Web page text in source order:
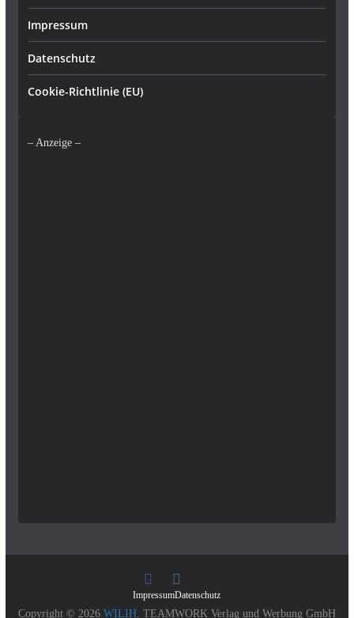
Impressum
Datenschutz
Cookie-Richtlinie (EU)
– Anzeige –
ImpressumDatenschutz
Copyright © 2026 WILIH. TEAMWORK Verlag und Werbung GmbH